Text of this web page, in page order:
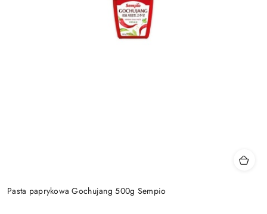
Pasta paprykowa Gochujang 500g Sempio